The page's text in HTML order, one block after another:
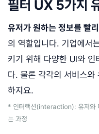
필터 UX 5가지
유저가 원하는 정보를 빨
의 역할입니다. 기업에서
키기 위해 다양한 UI와 인
다. 물론 각각의 서비스와
하지요.
* 인터랙션(interaction): 유저와
는 과정